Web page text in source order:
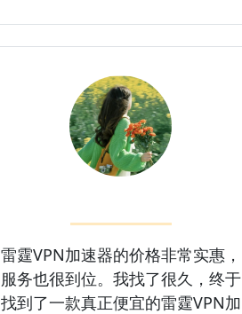
雷霆VPN加速器的价格非常实惠，
服务也很到位。我找了很久，终于
找到了一款真正便宜的雷霆VPN加